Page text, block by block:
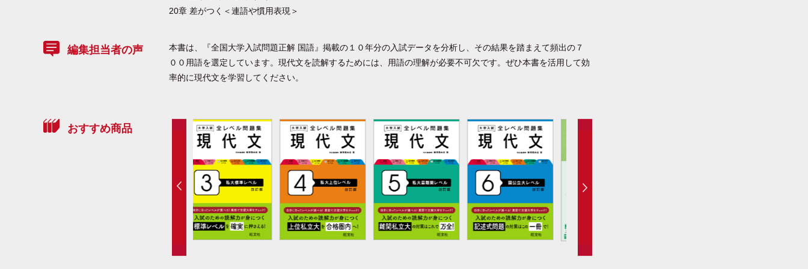
20章 差がつく＜連語や慣用表現＞
編集担当者の声
本書は、『全国大学入試問題正解 国語』掲載の１０年分の入試データを分析し、その結果を踏まえて頻出の７
００用語を選定しています。現代文を読解するためには、用語の理解が必要不可欠です。ぜひ本書を活用して効
率的に現代文を学習してください。
おすすめ商品